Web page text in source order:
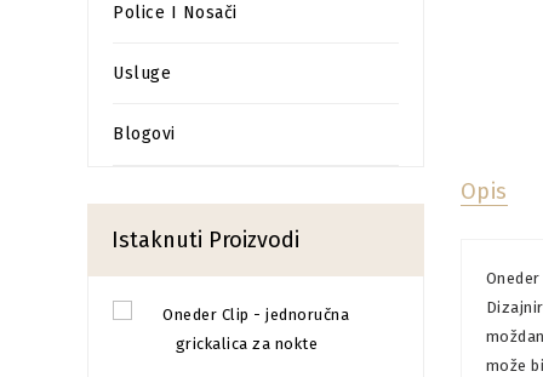
Police I Nosači
Usluge
Blogovi
Istaknuti Proizvodi
Opis
može